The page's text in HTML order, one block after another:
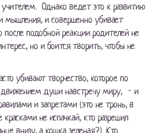
Однако ведет это к развитию
мышления, и совершенно убивает
подобной реакции родителей не
но и боится творить, чтобы не
убивают творчество, которое по
движением души навстречу миру, - и
и запретами (это не тронь, в
красками не испачкай, кто разрешил
внизу, а кошка зеленая?). Кто